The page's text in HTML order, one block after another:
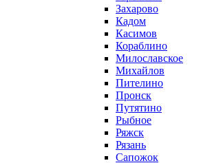
Захарово
Кадом
Касимов
Кораблино
Милославское
Михайлов
Пителино
Пронск
Путятино
Рыбное
Ряжск
Рязань
Сапожок